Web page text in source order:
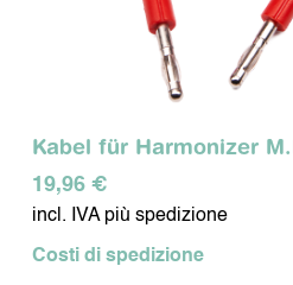
Kabel für Harmonizer
19,96 €
incl. IVA più spedizione
Costi di spedizione